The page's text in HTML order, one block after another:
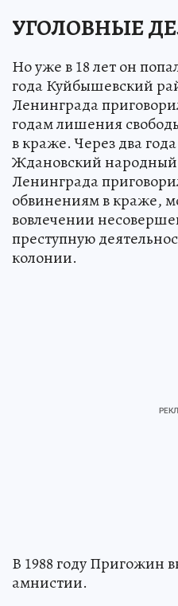
УГОЛОВНЫЕ
Но уже в 18 лет он
года Куйбышевский
Ленинграда
годам лишения
в краже. Через два года
Ждановский
Ленинграда
обвинениям в краже,
вовлечении
преступную
колонии.
В 1988 году Пригожин
амнистии.